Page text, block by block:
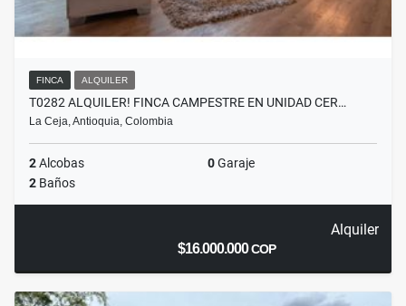
FINCA ALQUILER
T0282 ALQUILER! FINCA CAMPESTRE EN UNIDAD CER…
La Ceja, Antioquia, Colombia
2Alcobas 0Garaje
2 Baños
Alquiler
$16.000.000COP